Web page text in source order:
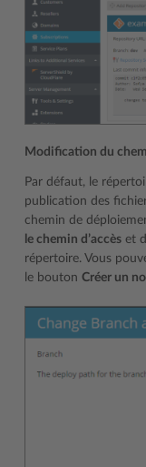
Modification du
Par défaut, le
publication des
chemin de
le chemin d’accès et
répertoire. Vous
le bouton Créer un